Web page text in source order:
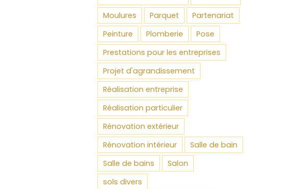
Moulures
Parquet
Partenariat
Peinture
Plomberie
Pose
Prestations pour les entreprises
Projet d'agrandissement
Réalisation entreprise
Réalisation particulier
Rénovation extérieur
Rénovation intérieur
Salle de bain
Salle de bains
Salon
sols divers